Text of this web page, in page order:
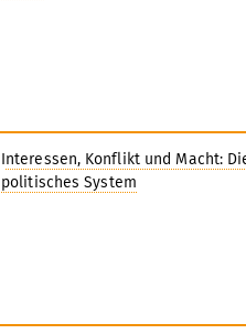
Interessen, Konflikt und Macht:
politisches System